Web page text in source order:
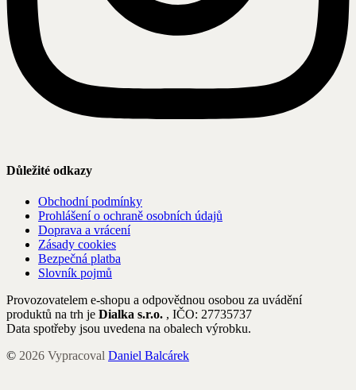
Důležité odkazy
Obchodní podmínky
Prohlášení o ochraně osobních údajů
Doprava a vrácení
Zásady cookies
Bezpečná platba
Slovník pojmů
Provozovatelem e-shopu a odpovědnou osobou za uvádění
produktů na trh je Dialka s.r.o. , IČO: 27735737
Data spotřeby jsou uvedena na obalech výrobku.
© 2026 Vypracoval Daniel Balcárek